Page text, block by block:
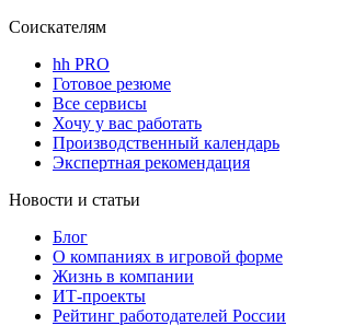
Соискателям
hh PRO
Готовое резюме
Все сервисы
Хочу у вас работать
Производственный календарь
Экспертная рекомендация
Новости и статьи
Блог
О компаниях в игровой форме
Жизнь в компании
ИТ-проекты
Рейтинг работодателей России